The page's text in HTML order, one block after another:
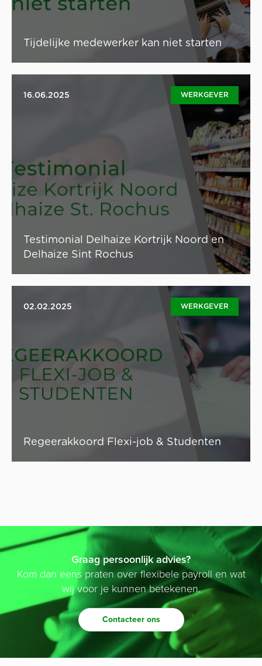
Tijdelijke medewerker kan niet starten
16.06.2025 WERKGEVER
Testimonial Delhaize Kortrijk Noord en
Delhaize Sint Rochus
Jobstudenten en flexi’s aan de slag in jouw
supermarkt? Personeelskosten vormen vaak een grote,
zoniet de grootste uitdaging voor de rendabiliteit van je
supermarkt. Hoe kan je deze kosten efficiënt
beheersen en tegelijkertijd de kwaliteit van je
dienstverlening waarborgen? Jeroen De Meersseman,
eigenaar van Delhaize Kortrijk St. Rochus en Delhaize
Kortrijk Noord, vertelt hoe hij het aanpakt. We lichten al
een tipje van de sluier op: Update-pro en Superplanner
werken samen om de personeelsplanning in
supermarkten te optimaliseren.
Lees artikel
02.02.2025 WERKGEVER
Regeerakkoord Flexi-job & Studenten
Het nieuwe regeerakkoord omvat enkele belangrijke
wijzigingen met betrekking tot tijdelijke tewerkstelling.
Onderstaand vind je enkele belangrijke ontwikkelingen
voor de tewerkstelling van flexi-jobs en studenten.
Graag persoonlijk advies?
Kom dan eens praten over flexibele payroll en wat
wij voor je kunnen betekenen.
Contacteer ons